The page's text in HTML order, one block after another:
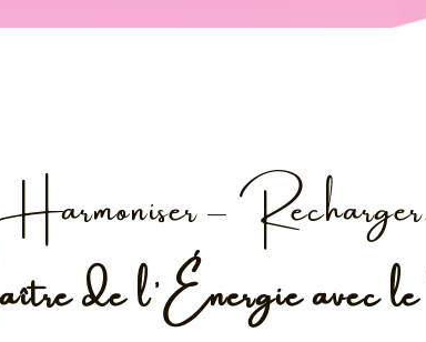
–
de l’Énergie avec